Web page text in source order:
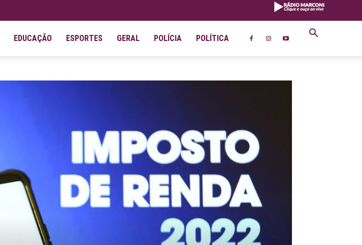
EDUCAÇÃO ESPORTES GERAL POLÍCIA POLÍTICA